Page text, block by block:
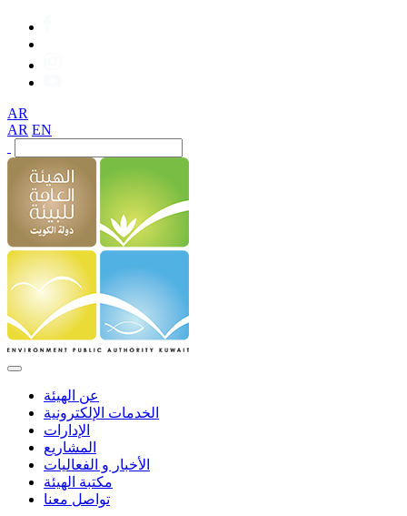
AR
AR EN
عن الهيئة
الخدمات الإلكترونية
الإدارات
المشاريع
الأخبار و الفعاليات
مكتبة الهيئة
تواصل معنا